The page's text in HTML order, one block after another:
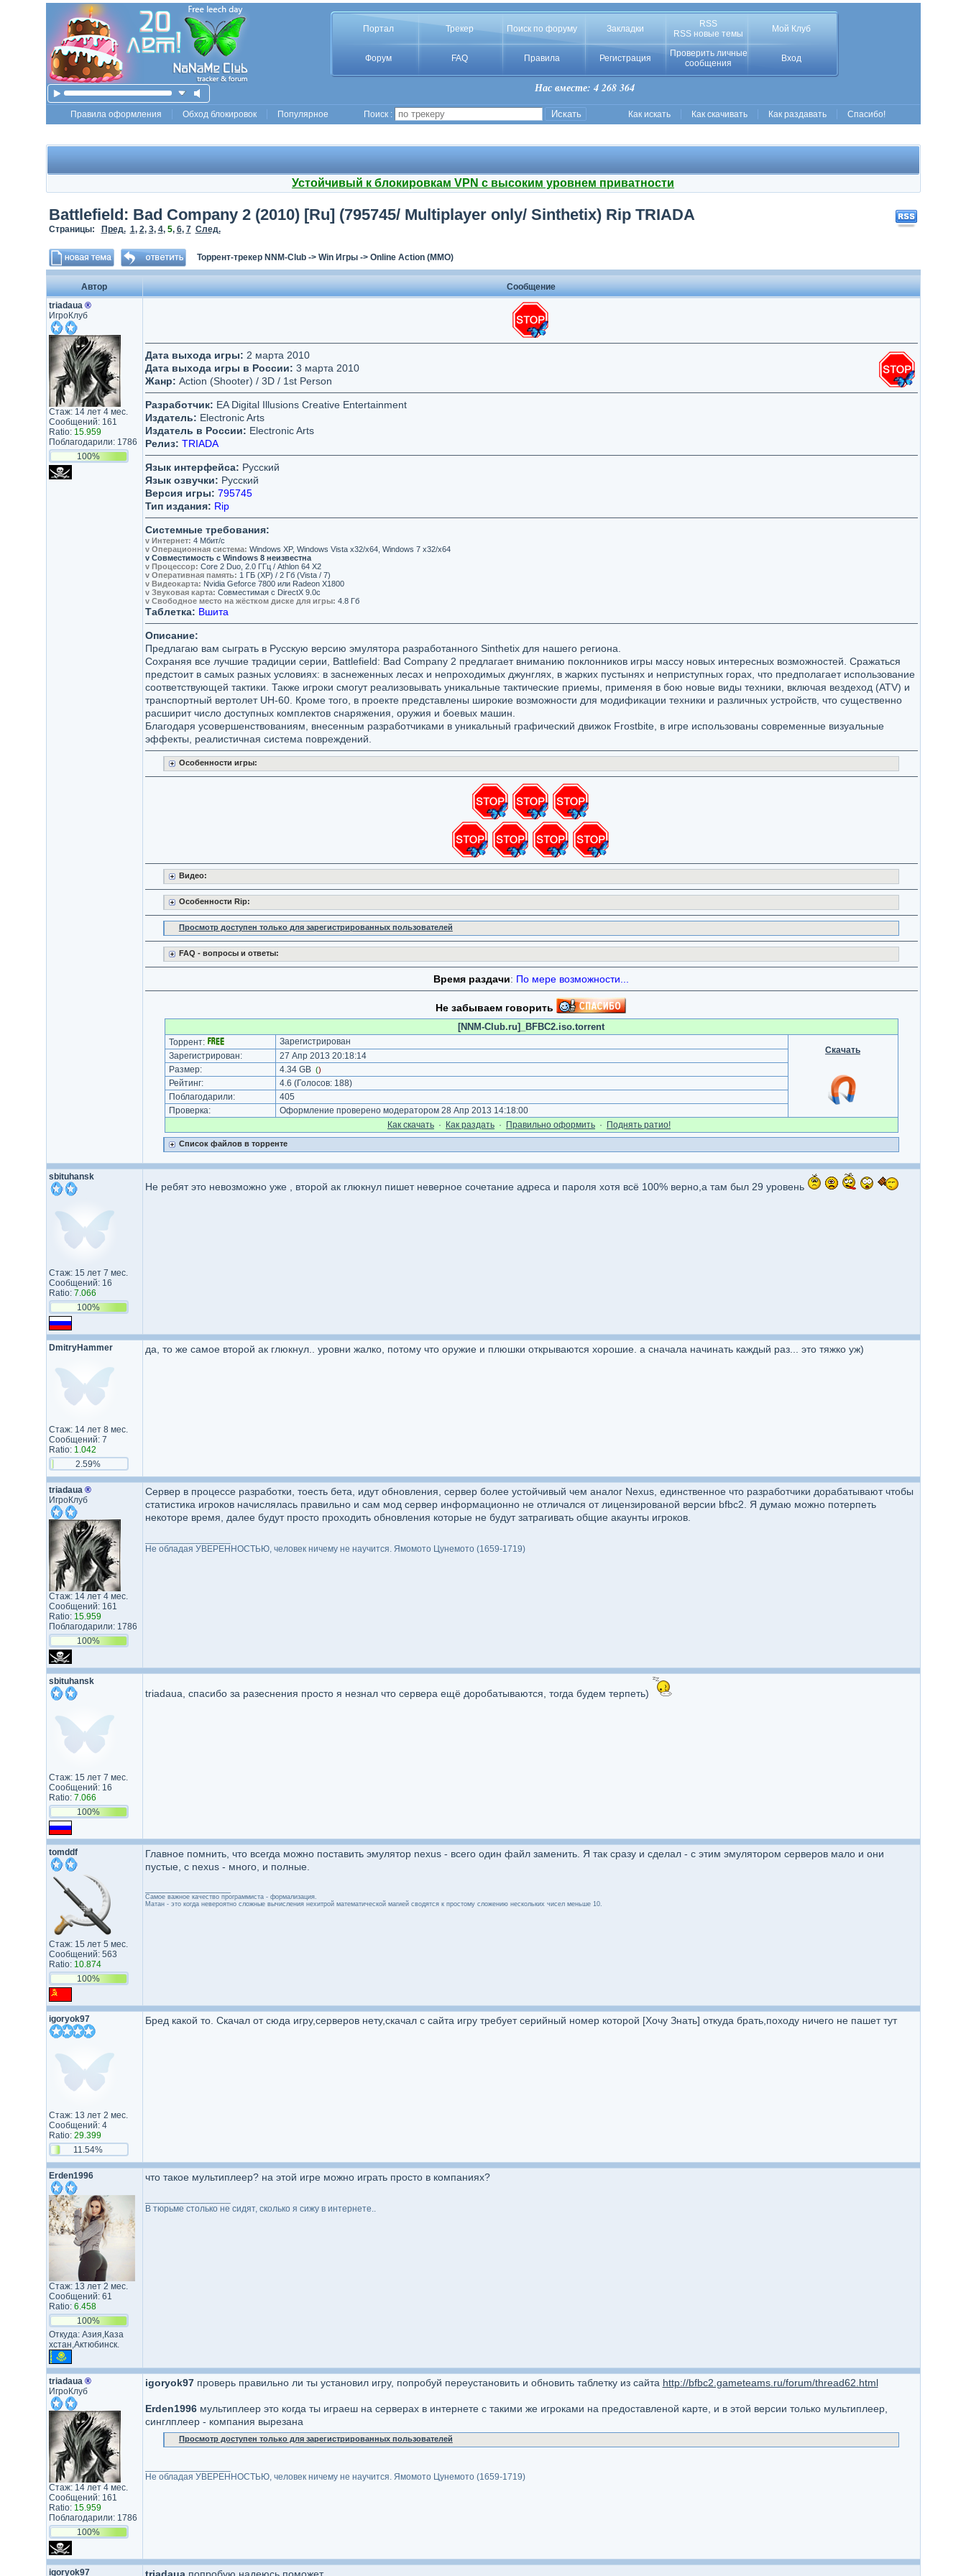
Портал Трекер Поиск по форуму Закладки
RSS
RSS новые темы
Мой Клуб
Форум FAQ Правила Регистрация
Проверить личные
сообщения
Вход
Нас вместе: 4 268 364
Правила оформления Обход блокировок Популярное Поиск : Как искать Как скачивать Как раздавать Спасибо!
Устойчивый к блокировкам VPN с высоким уровнем приватности
Battlefield: Bad Company 2 (2010) [Ru] (795745/ Multiplayer only/ Sinthetix) Rip TRIADA
Страницы: Пред. 1, 2, 3, 4, 5, 6, 7 След.
Торрент-трекер NNM-Club-> Win Игры-> Online Action (MMO)
Автор
Сообщение
triadaua ®
ИгроКлуб
Стаж: 14 лет 4 мес.
Сообщений: 161
Ratio: 15.959
Поблагодарили: 1786
100%
Дата выхода игры: 2 марта 2010
Дата выхода игры в России: 3 марта 2010
Жанр: Action (Shooter) / 3D / 1st Person
Разработчик: EA Digital Illusions Creative Entertainment
Издатель: Electronic Arts
Издатель в России: Electronic Arts
Релиз: TRIADA
Язык интерфейса: Русский
Язык озвучки: Русский
Версия игры: 795745
Тип издания: Rip
Системные требования:
v Интернет: 4 Мбит/с
v Операционная система: Windows XP, Windows Vista x32/x64, Windows 7 x32/x64
v Совместимость с Windows 8 неизвестна
v Процессор: Core 2 Duo, 2.0 ГГц / Athlon 64 X2
v Оперативная память: 1 ГБ (XP) / 2 Гб (Vista / 7)
v Видеокарта: Nvidia Geforce 7800 или Radeon Х1800
v Звуковая карта: Совместимая с DirectX 9.0c
v Свободное место на жёстком диске для игры: 4.8 Гб
Таблетка: Вшита
Описание:
Предлагаю вам сыграть в Русскую версию эмулятора разработанного Sinthetix для нашего региона.
Сохраняя все лучшие традиции серии, Battlefield: Bad Company 2 предлагает вниманию поклонников игры массу новых интересных возможностей. Сражаться
предстоит в самых разных условиях: в заснеженных лесах и непроходимых джунглях, в жарких пустынях и неприступных горах, что предполагает использование
соответствующей тактики. Также игроки смогут реализовывать уникальные тактические приемы, применяя в бою новые виды техники, включая вездеход (ATV) и
транспортный вертолет UH-60. Кроме того, в проекте представлены широкие возможности для модификации техники и различных устройств, что существенно
расширит число доступных комплектов снаряжения, оружия и боевых машин.
Благодаря усовершенствованиям, внесенным разработчиками в уникальный графический движок Frostbite, в игре использованы современные визуальные
эффекты, реалистичная система повреждений.
Особенности игры:
Видео:
Особенности Rip:
Просмотр доступен только для зарегистрированных пользователей
FAQ - вопросы и ответы:
Время раздачи: По мере возможности...
Не забываем говорить
[NNM-Club.ru]_BFBC2.iso.torrent
Торрент:
Зарегистрирован
Скачать
Зарегистрирован:
27 Апр 2013 20:18:14
Размер:
4.34 GB ()
Рейтинг: 4.6 (Голосов: 188)
Поблагодарили:
405
Проверка:
Оформление проверено модератором 28 Апр 2013 14:18:00
Как cкачать · Как раздать · Правильно оформить · Поднять ратио!
Список файлов в торренте
sbituhansk
Стаж: 15 лет 7 мес.
Сообщений: 16
Ratio: 7.066
100%
Не ребят это невозможно уже , второй ак глюкнул пишет неверное сочетание адреса и пароля хотя всё 100% верно,а там был 29 уровень
DmitryHammer
Стаж: 14 лет 8 мес.
Сообщений: 7
Ratio: 1.042
2.59%
да, то же самое второй ак глюкнул.. уровни жалко, потому что оружие и плюшки открываются хорошие. а сначала начинать каждый раз... это тяжко уж)
triadaua ®
ИгроКлуб
Стаж: 14 лет 4 мес.
Сообщений: 161
Ratio: 15.959
Поблагодарили: 1786
100%
Сервер в процессе разработки, тоесть бета, идут обновления, сервер более устойчивый чем аналог Nexus, единственное что разработчики дорабатывают чтобы
статистика игроков начислялась правильно и сам мод сервер информационно не отличался от лицензированой версии bfbc2. Я думаю можно потерпеть
некоторе время, далее будут просто проходить обновления которые не будут затрагивать общие акаунты игроков.
Не обладая УВЕРЕННОСТЬЮ, человек ничему не научится. Ямомото Цунемото (1659-1719)
sbituhansk
Стаж: 15 лет 7 мес.
Сообщений: 16
Ratio: 7.066
100%
triadaua, спасибо за разеснения просто я незнал что сервера ещё доробатываются, тогда будем терпеть)
tomddf
Стаж: 15 лет 5 мес.
Сообщений: 563
Ratio: 10.874
100%
Главное помнить, что всегда можно поставить эмулятор nexus - всего один файл заменить. Я так сразу и сделал - с этим эмулятором серверов мало и они
пустые, с nexus - много, и полные.
Самое важное качество программиста - формализация.
Матан - это когда невероятно сложные вычисления нехитрой математической магией сводятся к простому сложению нескольких чисел меньше 10.
igoryok97
Стаж: 13 лет 2 мес.
Сообщений: 4
Ratio: 29.399
11.54%
Бред какой то. Скачал от сюда игру,серверов нету,скачал с сайта игру требует серийный номер которой [Хочу Знать] откуда брать,походу ничего не пашет тут
Erden1996
Стаж: 13 лет 2 мес.
Сообщений: 61
Ratio: 6.458
100%
Откуда: Азия,Каза​
хстан,Акт​юбинск.​
что такое мультиплеер? на этой игре можно играть просто в компаниях?
В тюрьме столько не сидят, сколько я сижу в интернете..
triadaua ®
ИгроКлуб
Стаж: 14 лет 4 мес.
Сообщений: 161
Ratio: 15.959
Поблагодарили: 1786
100%
igoryok97проверь правильно ли ты установил игру, попробуй переустановить и обновить таблетку из сайта http://bfbc2.gameteams.ru/forum/thread62.html
Erden1996мультиплеер это когда ты играеш на серверах в интернете с такими же игроками на предоставленой карте, и в этой версии только мультиплеер,
синглплеер - компания вырезана
Просмотр доступен только для зарегистрированных пользователей
Не обладая УВЕРЕННОСТЬЮ, человек ничему не научится. Ямомото Цунемото (1659-1719)
igoryok97